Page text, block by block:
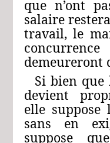
que n’ont
salaire
travail, le
demeureront
Si bien que
devient
elle
sans en
suppose